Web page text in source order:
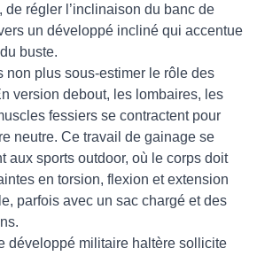
de régler l’inclinaison du banc de
un développé incliné qui accentue
buste.
non plus sous-estimer le rôle des
version debout, les lombaires, les
fessiers se contractent pour
neutre. Ce travail de gainage se
aux sports outdoor, où le corps doit
en torsion, flexion et extension
parfois avec un sac chargé et des
développé militaire haltère sollicite